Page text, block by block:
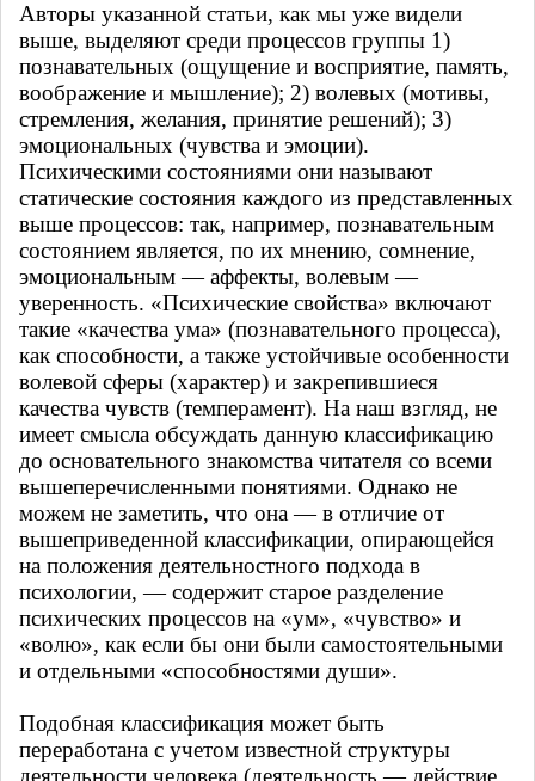
Авторы указанной статьи, как мы уже видели
выше, выделяют среди процессов группы 1)
познавательных (ощущение и восприятие, память,
воображение и мышление); 2) волевых (мотивы,
стремления, желания, принятие решений); 3)
эмоциональных (чувства и эмоции).
Психическими состояниями они называют
статические состояния каждого из представленных
выше процессов: так, например, познавательным
состоянием является, по их мнению, сомнение,
эмоциональным — аффекты, волевым —
уверенность. «Психические свойства» включают
такие «качества ума» (познавательного процесса),
как способности, а также устойчивые особенности
волевой сферы (характер) и закрепившиеся
качества чувств (темперамент). На наш взгляд, не
имеет смысла обсуждать данную классификацию
до основательного знакомства читателя со всеми
вышеперечисленными понятиями. Однако не
можем не заметить, что она — в отличие от
вышеприведенной классификации, опирающейся
на положения деятельностного подхода в
психологии, — содержит старое разделение
психических процессов на «ум», «чувство» и
«волю», как если бы они были самостоятельными
и отдельными «способностями души».
Подобная классификация может быть
переработана с учетом известной структуры